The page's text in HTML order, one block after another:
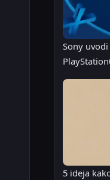
Sony
PlayStation
5 ideja